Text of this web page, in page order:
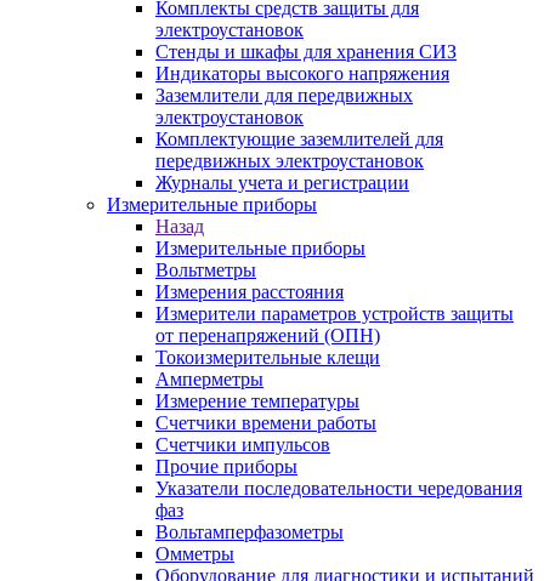
Комплекты средств защиты для
электроустановок
Стенды и шкафы для хранения СИЗ
Индикаторы высокого напряжения
Заземлители для передвижных
электроустановок
Комплектующие заземлителей для
передвижных электроустановок
Журналы учета и регистрации
Измерительные приборы
Назад
Измерительные приборы
Вольтметры
Измерения расстояния
Измерители параметров устройств защиты
от перенапряжений (ОПН)
Токоизмерительные клещи
Амперметры
Измерение температуры
Счетчики времени работы
Счетчики импульсов
Прочие приборы
Указатели последовательности чередования
фаз
Вольтамперфазометры
Омметры
Оборудование для диагностики и испытаний